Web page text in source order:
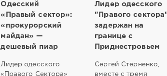
Одесский
«Правый сектор»:
«прокурорский
майдан» —
дешевый пиар
Лидер одесского
«Правого Сектора»
Лидер одесского
"Правого
задержан на
границе с
Приднестровьем
Сергей Стерненко,
вместе с тремя